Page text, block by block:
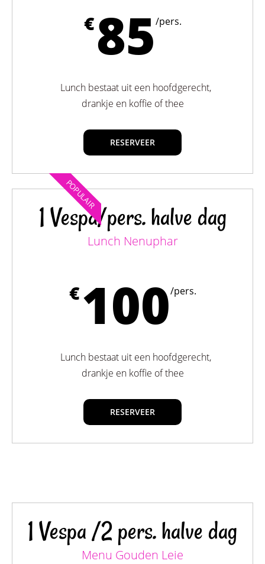
€85/pers.
Lunch bestaat uit een hoofdgerecht,
drankje en koffie of thee
RESERVEER
POPULAIR
1 Vespa/pers. halve dag
Lunch Nenuphar
€100/pers.
Lunch bestaat uit een hoofdgerecht,
drankje en koffie of thee
RESERVEER
1 Vespa /2 pers. halve dag
Menu Gouden Leie